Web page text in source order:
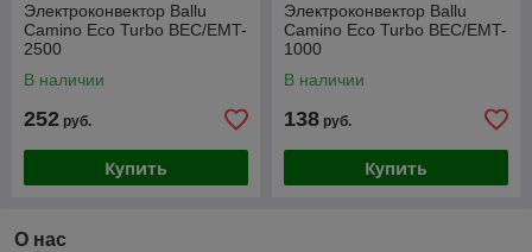
Электроконвектор Ballu
Camino Eco Turbo BEC/EMT-
2500
В наличии
252 руб.
Купить
Электроконвектор Ballu
Camino Eco Turbo BEC/EMT-
1000
В наличии
138 руб.
Купить
О нас